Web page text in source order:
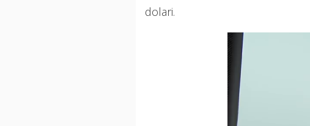
dolari.